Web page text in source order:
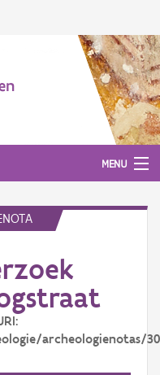
MENU
archeologienotas/